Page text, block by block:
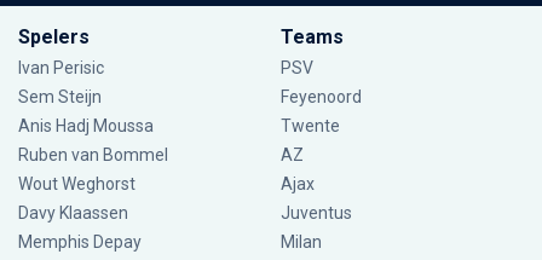
Spelers
Ivan Perisic
Sem Steijn
Anis Hadj Moussa
Ruben van Bommel
Wout Weghorst
Davy Klaassen
Memphis Depay
Teams
PSV
Feyenoord
Twente
AZ
Ajax
Juventus
Milan